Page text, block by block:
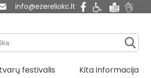
info@ezereliokc.lt
festivalis Kita informacija